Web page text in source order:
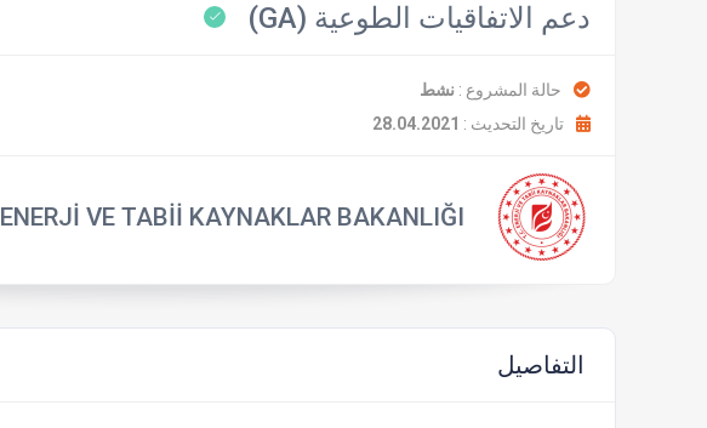
دعم الاتفاقيات الطوعية (GA)
حالة المشروع : نشط
تاريخ التحديث : 28.04.2021
ENERJİ VE TABİİ KAYNAKLAR BAKANLIĞI
التفاصيل